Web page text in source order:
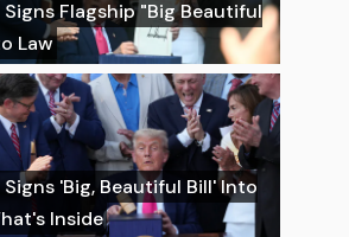
Signs Flagship "Big Beautiful
Law
Signs 'Big, Beautiful Bill' Into
Inside